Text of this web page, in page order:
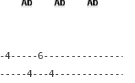
4---